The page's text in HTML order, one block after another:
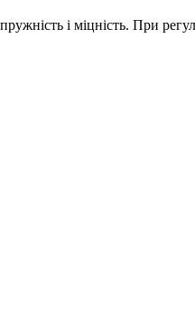
і міцність. При